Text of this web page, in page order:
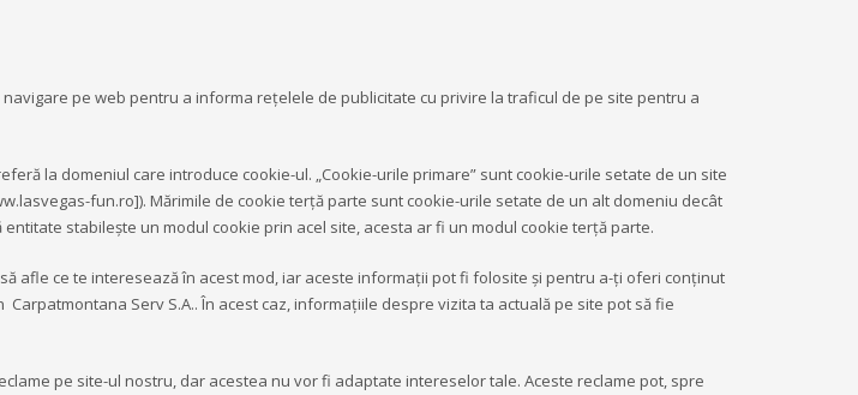
pe web pentru a informa rețelele de publicitate cu privire la traficul de pe site pentru a
la domeniul care introduce cookie-ul. „Cookie-urile primare” sunt cookie-urile setate de un site
fun.ro]). Mărimile de cookie terță parte sunt cookie-urile setate de un alt domeniu decât
stabilește un modul cookie prin acel site, acesta ar fi un modul cookie terță parte.
afle ce te interesează în acest mod, iar aceste informaţii pot fi folosite şi pentru a-ţi oferi conţinut
Serv S.A.. În acest caz, informaţiile despre vizita ta actuală pe site pot să fie
pe site-ul nostru, dar acestea nu vor fi adaptate intereselor tale. Aceste reclame pot, spre